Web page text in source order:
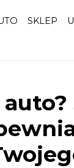
SKLEP